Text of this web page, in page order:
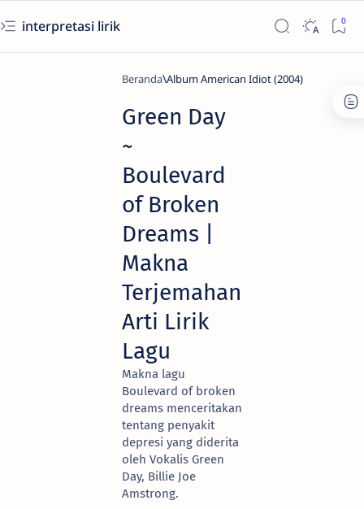
interpretasi lirik
Beranda Album American Idiot (2004)
Green Day
~
Boulevard
of Broken
Dreams |
Makna
Terjemahan
Arti Lirik
Lagu
Makna lagu
Boulevard of broken
dreams menceritakan
tentang penyakit
depresi yang diderita
oleh Vokalis Green
Day, Billie Joe
Amstrong.